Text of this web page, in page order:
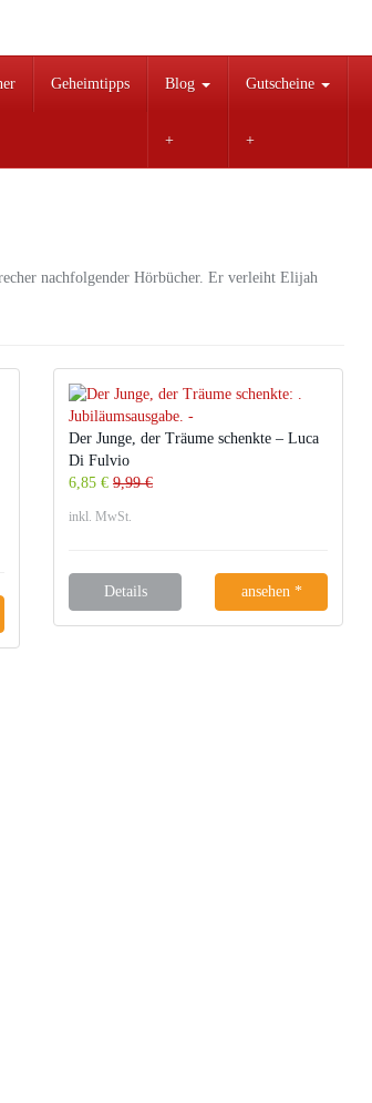
Geheimtipps Blog Gutscheine
nachfolgender Hörbücher. Er verleiht Elijah
Der Junge, der Träume schenkte – Luca
Di Fulvio
6,85 € 9,99 €
inkl. MwSt.
Details ansehen *